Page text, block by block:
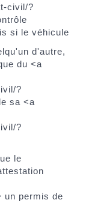
civil/?
si le véhicule
d'autre,
du <a
?
sa <a
?
le
un permis de